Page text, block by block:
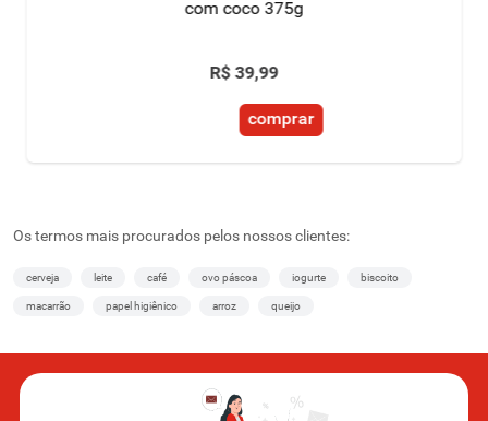
com coco 375g
R$ 39,99
comprar
Os termos mais procurados pelos nossos clientes:
cerveja leite café ovo páscoa iogurte biscoito
macarrão papel higiênico arroz queijo